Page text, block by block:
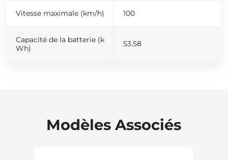
Vitesse maximale (km/h) 100
Capacité de la batterie (k
Wh)
53.58
Modèles Associés